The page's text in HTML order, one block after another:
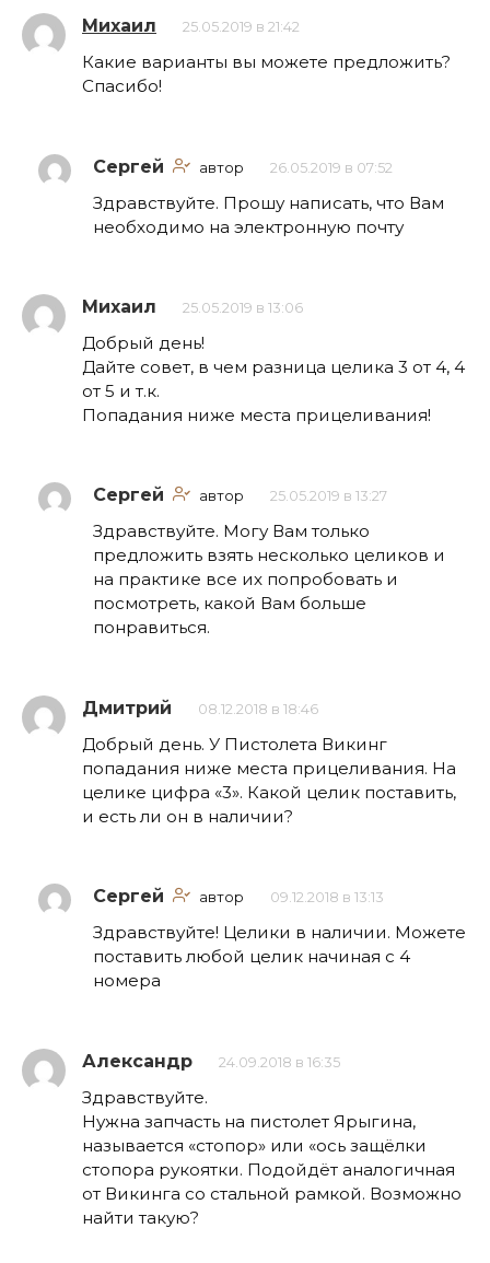
Михаил 25.05.2019 в 21:42
Какие варианты вы можете предложить?
Спасибо!
Сергей автор 26.05.2019 в 07:52
Здравствуйте. Прошу написать, что Вам
необходимо на электронную почту
Михаил 25.05.2019 в 13:06
Добрый день!
Дайте совет, в чем разница целика 3 от 4, 4
от 5 и т.к.
Попадания ниже места прицеливания!
Сергей автор 25.05.2019 в 13:27
Здравствуйте. Могу Вам только
предложить взять несколько целиков и
на практике все их попробовать и
посмотреть, какой Вам больше
понравиться.
Дмитрий 08.12.2018 в 18:46
Добрый день. У Пистолета Викинг
попадания ниже места прицеливания. На
целике цифра «3». Какой целик поставить,
и есть ли он в наличии?
Сергей автор 09.12.2018 в 13:13
Здравствуйте! Целики в наличии. Можете
поставить любой целик начиная с 4
номера
Александр 24.09.2018 в 16:35
Здравствуйте.
Нужна запчасть на пистолет Ярыгина,
называется «стопор» или «ось защёлки
стопора рукоятки. Подойдёт аналогичная
от Викинга со стальной рамкой. Возможно
найти такую?